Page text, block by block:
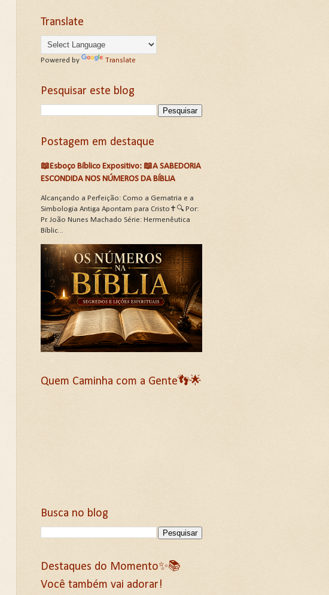
Translate
Powered by Translate
Pesquisar este blog
Postagem em destaque
📖Esboço Bíblico Expositivo: 📖A SABEDORIA
ESCONDIDA NOS NÚMEROS DA BÍBLIA
Alcançando a Perfeição: Como a Gematria e a
Simbologia Antiga Apontam para Cristo✝️🔍 Por:
Pr. João Nunes Machado Série: Hermenêutica
Bíblic...
Quem Caminha com a Gente👣🌟
Busca no blog
Destaques do Momento✨📚
Você também vai adorar!